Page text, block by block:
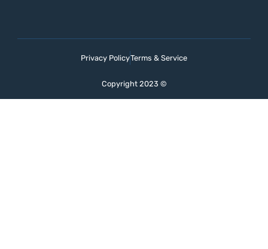
Privacy PolicyTerms & Service
Copyright 2023 ©